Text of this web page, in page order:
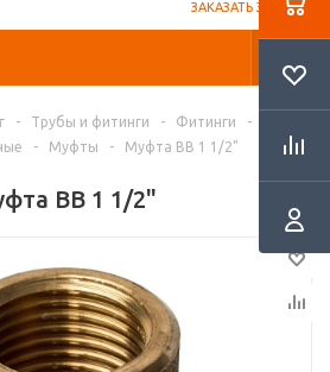
ЗАКАЗАТЬ ЗВОНОК
- Трубы и фитинги - Фитинги
-
- Муфты - Муфта ВВ 1 1/2"
ВВ 1 1/2"